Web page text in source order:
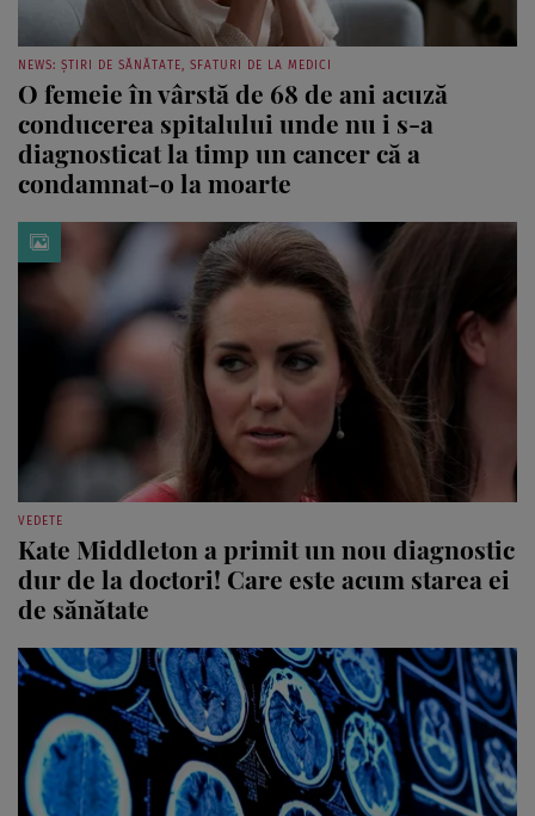
O femeie în vârstă de 68 de ani acuză
conducerea spitalului unde nu i s-a
diagnosticat la timp un cancer că a
condamnat-o la moarte
Kate Middleton a primit un nou diagnostic
dur de la doctori! Care este acum starea ei
de sănătate